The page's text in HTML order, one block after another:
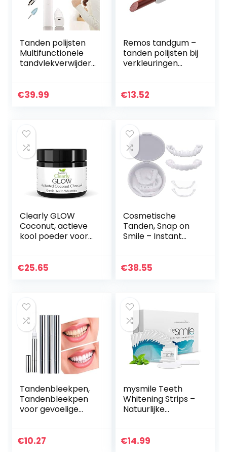
Tanden polijsten
Multifunctionele
tandvlekverwijder
Polisher Plaque
€39.99
Remos tandgum –
tanden polijsten bij
verkleuringen
wijn
€13.52
Clearly GLOW
Coconut, actieve
kool poeder voor
natuurlijk, food
€25.65
Cosmetische
Tanden, Snap on
Smile – Instant
voor boven- of
€38.55
Tandenbleekpen,
Tandenbleekpen
voor gevoelige
Tanden bleken
€10.27
mysmile Teeth
Whitening Strips –
Natuurlijke
bleken – Peroxide-
€14.99